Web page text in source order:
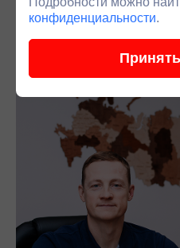
подключаем инженера.
конфиденциальности.